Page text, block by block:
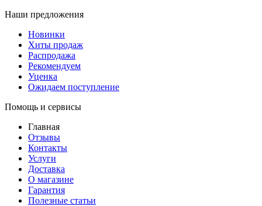
Наши предложения
Новинки
Хиты продаж
Распродажа
Рекомендуем
Уценка
Ожидаем поступление
Помощь и сервисы
Главная
Отзывы
Контакты
Услуги
Доставка
О магазине
Гарантия
Полезные статьи